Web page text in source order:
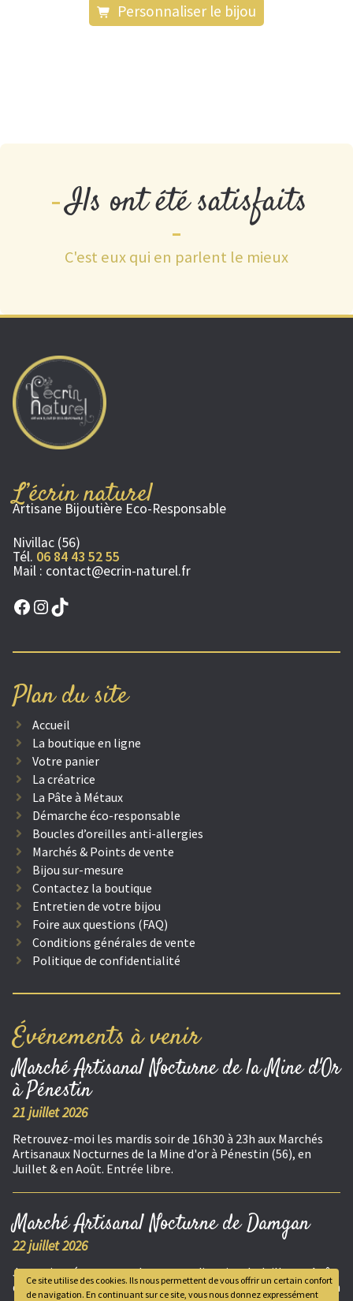
Personnaliser le bijou
Ils ont été satisfaits
C'est eux qui en parlent le mieux
L’écrin naturel
Artisane Bijoutière Eco-Responsable
Nivillac (56)
Tél. 06 84 43 52 55
Mail : contact@ecrin-naturel.fr
Facebook
Instagram
TikTok
Plan du site
Accueil
La boutique en ligne
Votre panier
La créatrice
La Pâte à Métaux
Démarche éco-responsable
Boucles d’oreilles anti-allergies
Marchés & Points de vente
Bijou sur-mesure
Contactez la boutique
Entretien de votre bijou
Foire aux questions (FAQ)
Conditions générales de vente
Politique de confidentialité
Événements à venir
Marché Artisanal Nocturne de la Mine d'Or
à Pénestin
21 juillet 2026
Retrouvez-moi les mardis soir de 16h30 à 23h aux Marchés
Artisanaux Nocturnes de la Mine d'or à Pénestin (56), en
Juillet & en Août. Entrée libre.
Marché Artisanal Nocturne de Damgan
22 juillet 2026
Je serais présente tous les mercredis soirs, de Juillet et Août,
de 17h30 à 23h aux Marchés Artisanaux Nocturnes de Damgan
Ce site utilise des cookies. Ils nous permettent de vous offrir un certain confort
de navigation. En continuant sur ce site, vous nous donnez expressément